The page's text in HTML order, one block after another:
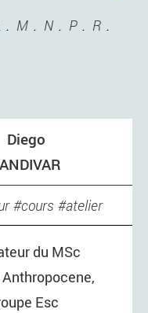
M N P R
Diego
cours atelier
du MSc
Esc